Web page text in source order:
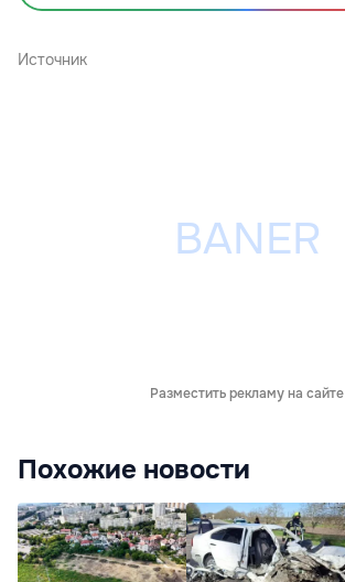
Источник
Разместить рекламу на сайте
Похожие новости